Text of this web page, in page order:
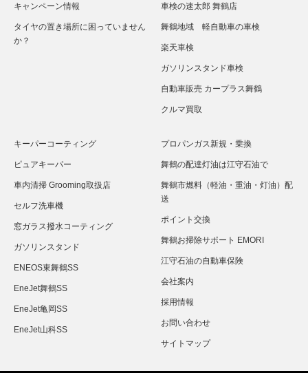
キャンペーン情報
タイヤの置き場所に困っていません
か？
車検の速太郎 舞鶴店
舞鶴地域 軽自動車の車検
楽天車検
ガソリンスタンド車検
自動車販売 カープラス舞鶴
クルマ買取
キーパーコーティング
ピュアキーパー
車内清掃 Grooming取扱店
セルフ洗車機
窓ガラス撥水コーティング
ガソリンスタンド
ENEOS東舞鶴SS
EneJet舞鶴SS
EneJet亀岡SS
EneJet山科SS
プロパンガス新規・乗換
舞鶴の配達灯油は江守石油で
舞鶴市燃料（軽油・重油・灯油）配
送
ポイント交換
舞鶴お掃除サポート EMORI
江守石油の自動車保険
会社案内
採用情報
お問い合わせ
サイトマップ